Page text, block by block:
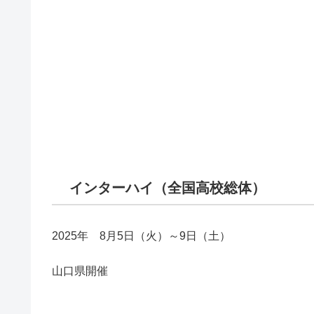
インターハイ（全国高校総体）
2025年 8月5日（火）～9日（土）
山口県開催